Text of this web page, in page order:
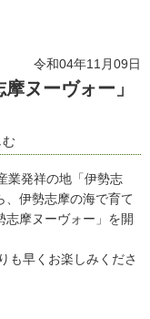
令和04年11月09日
ヌーヴォー」
む
業発祥の地「伊勢志
、伊勢志摩の海で育て
志摩ヌーヴォー」を開
も早くお楽しみくださ